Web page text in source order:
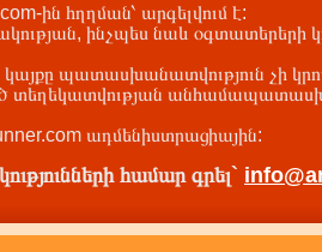
ին հղղման՝ արգելվում է:
ինչպես նաև օգտատերերի
պատասխանատվություն չի
տեղեկատվության
ադմենիստրացիային:
համար գրել`